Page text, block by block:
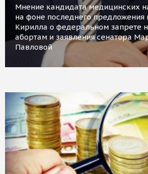
Мнение кандидата медицинских
на фоне последнего
Кирилла о федеральном запрете
абортам и заявления сенатора
Павловой